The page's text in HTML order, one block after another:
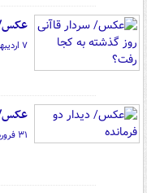
عکس/
۷ اردیبهشت ۰۱ - ۰۷:۵۳
عکس/
۳۱ فروردین ۰۱ - ۰۷:۵۰